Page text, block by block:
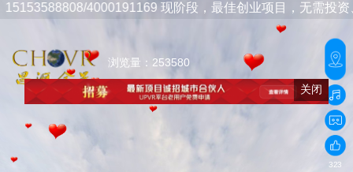
4000191169 现阶段，最佳创业项目，无需投资
浏览量：253580
323
关闭